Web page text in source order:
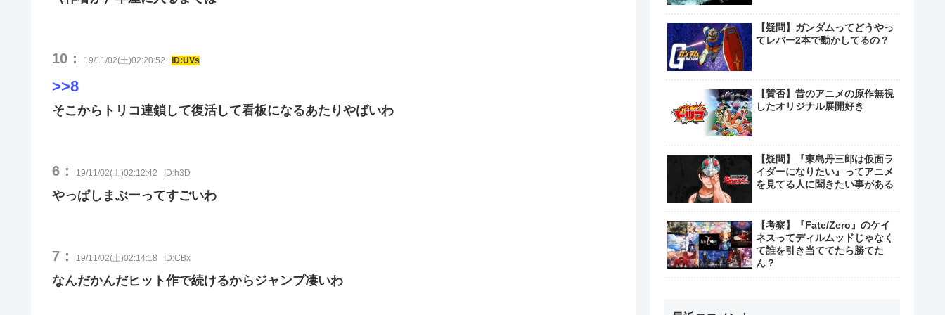
10： 19/11/02(土)02:20:52 ID:UVs
>>8
そこからトリコ連鎖して復活して看板になるあたりやばいわ
6： 19/11/02(土)02:12:42 ID:h3D
やっぱしまぶーってすごいわ
7： 19/11/02(土)02:14:18 ID:CBx
なんだかんだヒット作で続けるからジャンプ凄いわ
【疑問】ガンダムってどうやっ
てレバー2本で動かしてるの？
【賛否】昔のアニメの原作無視
したオリジナル展開好き
【疑問】『東島丹三郎は仮面ラ
イダーになりたい』ってアニメ
を見てる人に聞きたい事がある
【考察】『Fate/Zero』のケイ
ネスってディルムッドじゃなく
て誰を引き当ててたら勝てた
ん？